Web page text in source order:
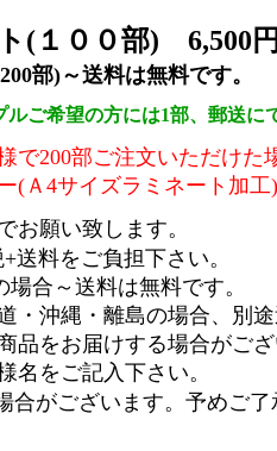
(１００部) 6,500
送料は無料です。
ルご希望の方には1部、郵送に
部ご注文いただけた
サイズラミネート加工)
お願い致します。
料をご負担下さい。
合～送料は無料です。
・沖縄・離島の場合、別
品をお届けする場合がご
をご記入下さい。
合がございます。予めご了